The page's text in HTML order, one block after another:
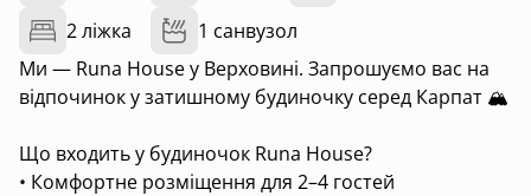
2 ліжка
1 санвузол
Ми — Runa House у Верховині. Запрошуємо вас на
відпочинок у затишному будиночку серед Карпат 🏔️
Що входить у будиночок Runa House?
• Комфортне розміщення для 2–4 гостей